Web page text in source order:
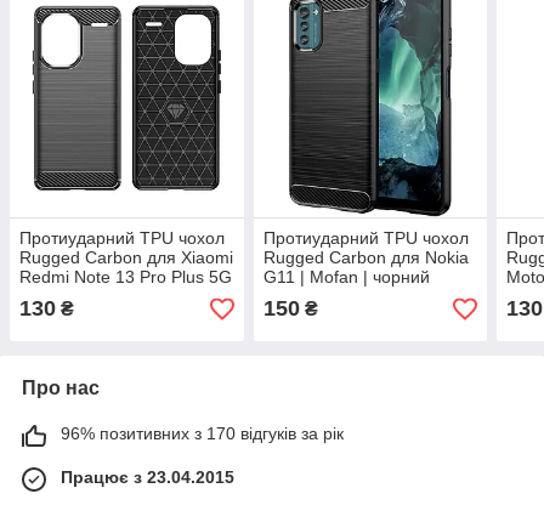
Протиударний TPU чохол
Rugged Carbon для Xiaomi
Redmi Note 13 Pro Plus 5G
130 ₴
Протиударний TPU чохол
Rugged Carbon для Nokia
G11 | Mofan | чорний
150₴ 130
Про нас
96% позитивних з 170 відгуків за рік
Працює з 23.04.2015